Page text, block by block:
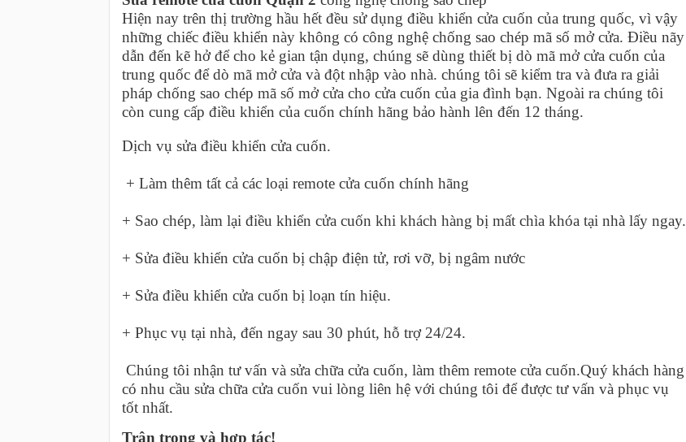
Hiện nay trên thị trường hầu hết đều sử dụng điều khiển cửa cuốn của trung quốc, vì vậy
những chiếc điều khiển này không có công nghệ chống sao chép mã số mở cửa. Điều nãy
dẫn đến kẽ hở để cho kẻ gian tận dụng, chúng sẽ dùng thiết bị dò mã mở cửa cuốn của
trung quốc để dò mã mở cửa và đột nhập vào nhà. chúng tôi sẽ kiểm tra và đưa ra giải
pháp chống sao chép mã số mở cửa cho cửa cuốn của gia đình bạn. Ngoài ra chúng tôi
còn cung cấp điều khiển của cuốn chính hãng bảo hành lên đến 12 tháng.
Dịch vụ sửa điều khiển cửa cuốn.
+ Làm thêm tất cả các loại remote cửa cuốn chính hãng
+ Sao chép, làm lại điều khiển cửa cuốn khi khách hàng bị mất chìa khóa tại nhà lấy ngay.
+ Sửa điều khiển cửa cuốn bị chập điện tử, rơi vỡ, bị ngâm nước
+ Sửa điều khiển cửa cuốn bị loạn tín hiệu.
+ Phục vụ tại nhà, đến ngay sau 30 phút, hỗ trợ 24/24.
Chúng tôi nhận tư vấn và sửa chữa cửa cuốn, làm thêm remote cửa cuốn.Quý khách hàng
có nhu cầu sửa chữa cửa cuốn vui lòng liên hệ với chúng tôi để được tư vấn và phục vụ
tốt nhất.
Trân trọng và hợp tác!